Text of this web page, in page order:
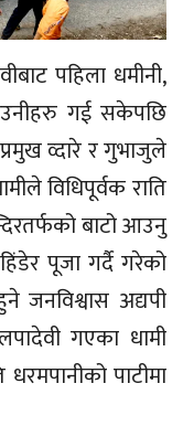
पहिला धमीनी,
गई सकेपछि
व्दारे र गुभाजुले
विधिपूर्वक राति
बाटो आउनु
पूजा गर्दै गरेको
जनविश्वास अद्यपी
गएका धामी
पाटीमा